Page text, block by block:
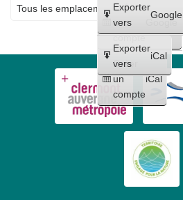
Créer
un
compte
Google
Créer
un
compte
iCal
Exporter
vers
Google
Exporter
vers
iCal